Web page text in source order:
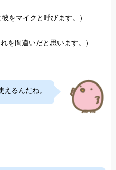
をマイクと呼びます。）
を間違いだと思います。）
るんだね。